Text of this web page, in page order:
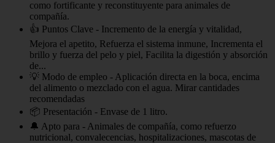
como fortificante y reconstituyente para animales de
compañía.
👍 Puntos Clave - Incremento de la energía y vitalidad,
Mejora el apetito, Refuerza el sistema inmune, Incrementa el
brillo y fuerza del pelo y piel, Facilita la digestión y absorción
de...
💡 Modo de empleo - Aplicación directa en la boca, encima
del alimento o mezclado con el agua. Mirar cantidades
recomendadas
📦 Presentación - Envase de 1 litro.
🔔 Apto para - Animales de compañía, como refuerzo
nutricional, convalecencias, hospitalizaciones, mascotas de